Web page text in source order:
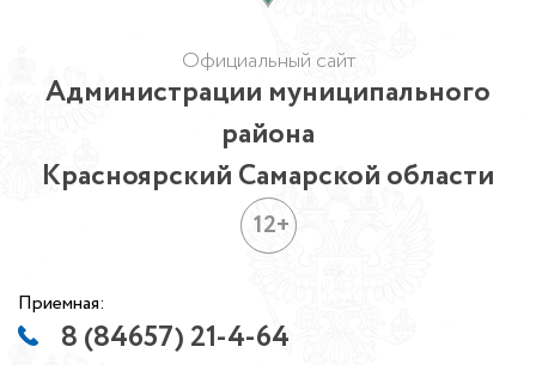
Официальный сайт
Администрации муниципального
района
Красноярский Самарской области
12+
Приемная:
8 (84657) 21-4-64